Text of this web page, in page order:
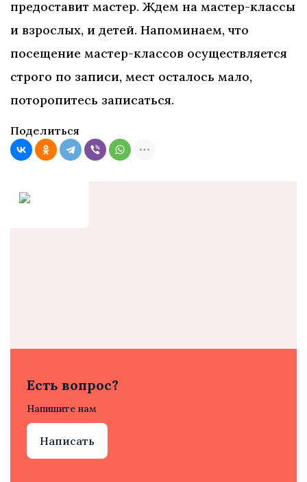
предоставит мастер. Ждем на мастер-классы
и взрослых, и детей. Напоминаем, что
посещение мастер-классов осуществляется
строго по записи, мест осталось мало,
поторопитесь записаться.
Поделиться
Есть вопрос?
Напишите нам
Написать